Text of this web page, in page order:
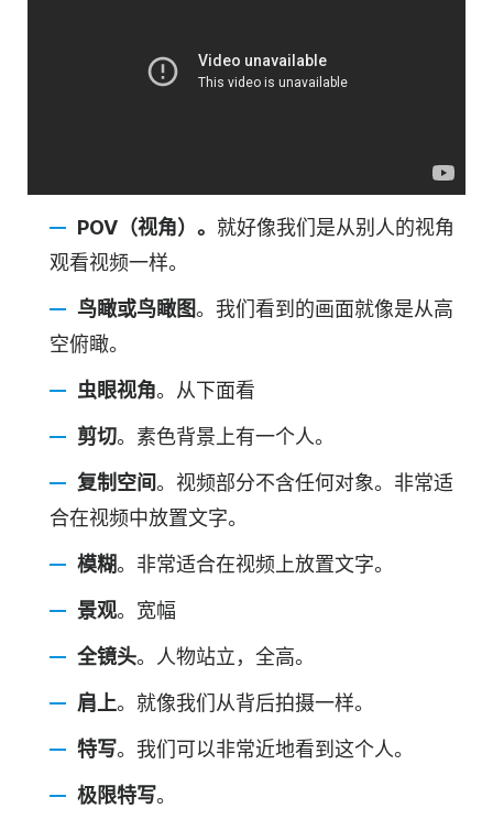
POV（视角）。 就好像我们是从别人的视角
观看视频一样。
鸟瞰或鸟瞰图。我们看到的画面就像是从高
空俯瞰。
虫眼视角。从下面看
剪切。素色背景上有一个人。
复制空间。视频部分不含任何对象。非常适
合在视频中放置文字。
模糊。非常适合在视频上放置文字。
景观。宽幅
全镜头。人物站立，全高。
肩上。就像我们从背后拍摄一样。
特写。我们可以非常近地看到这个人。
极限特写。